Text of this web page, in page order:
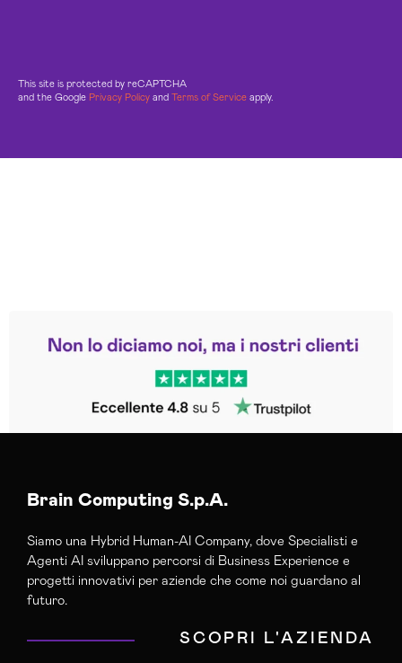
This site is protected by reCAPTCHA
and the Google Privacy Policy and Terms of Service apply.
Trustpilot
Brain Computing S.p.A.
Siamo una Hybrid Human-AI Company, dove Specialisti e
Agenti AI sviluppano percorsi di Business Experience e
progetti innovativi per aziende che come noi guardano al
futuro.
SCOPRI L'AZIENDA